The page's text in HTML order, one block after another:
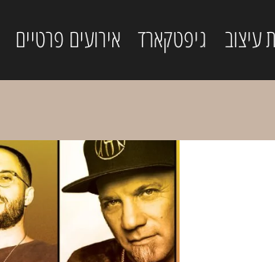
עיצוב גיפטקארד אירועים פרטיים